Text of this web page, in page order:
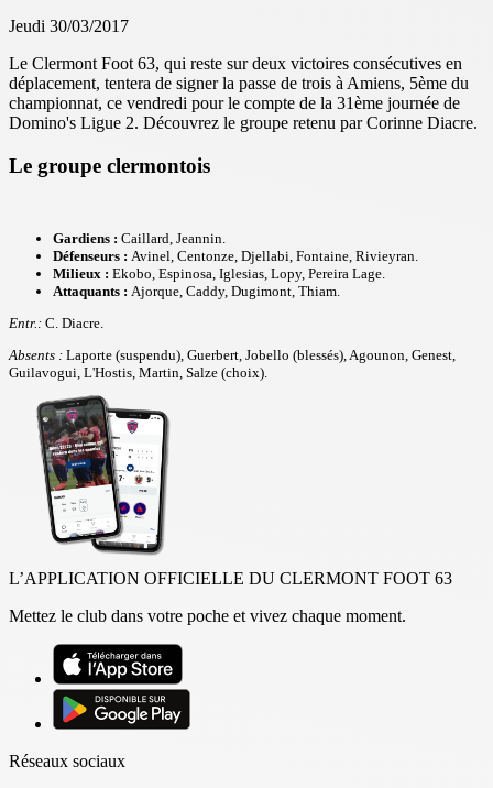
Jeudi 30/03/2017
Le Clermont Foot 63, qui reste sur deux victoires consécutives en
déplacement, tentera de signer la passe de trois à Amiens, 5ème du
championnat, ce vendredi pour le compte de la 31ème journée de
Domino's Ligue 2. Découvrez le groupe retenu par Corinne Diacre.
Le groupe clermontois
Gardiens : Caillard, Jeannin.
Défenseurs : Avinel, Centonze, Djellabi, Fontaine, Rivieyran.
Milieux : Ekobo, Espinosa, Iglesias, Lopy, Pereira Lage.
Attaquants : Ajorque, Caddy, Dugimont, Thiam.
Entr.: C. Diacre.
Absents : Laporte (suspendu), Guerbert, Jobello (blessés), Agounon, Genest,
Guilavogui, L'Hostis, Martin, Salze (choix).
L’APPLICATION OFFICIELLE DU CLERMONT FOOT 63
Mettez le club dans votre poche et vivez chaque moment.
Réseaux sociaux